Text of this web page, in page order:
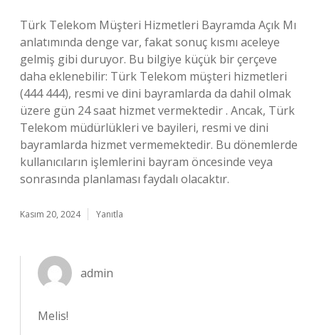
Türk Telekom Müşteri Hizmetleri Bayramda Açık Mı
anlatımında denge var, fakat sonuç kısmı aceleye
gelmiş gibi duruyor. Bu bilgiye küçük bir çerçeve
daha eklenebilir: Türk Telekom müşteri hizmetleri
(444 444), resmi ve dini bayramlarda da dahil olmak
üzere gün 24 saat hizmet vermektedir . Ancak, Türk
Telekom müdürlükleri ve bayileri, resmi ve dini
bayramlarda hizmet vermemektedir. Bu dönemlerde
kullanıcıların işlemlerini bayram öncesinde veya
sonrasında planlaması faydalı olacaktır.
Kasım 20, 2024 Yanıtla
admin
Melis!